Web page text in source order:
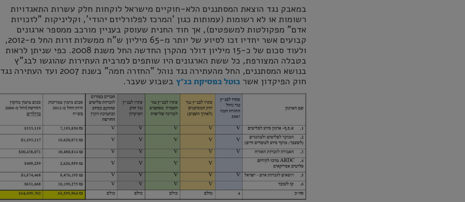
במאבק נגד הוצאת המסתננים הלא-חוקיים מישראל לוקחות חלק עשרות התאגדויות
רשומות או לא רשומות (עמותות כגון 'המרכז לפלורליזם יהודי', וקליניקות "לזכויות
אדם" מפקולטות למשפטים), אך חוד החנית שעוסק בעניין מורכב ממספר ארגונים
קבועים אשר יחדיו זכו לסיוע של יותר מ-65 מיליון ש"ח ממשלות זרות החל מ-2012,
ולעוד סכום של כ-15 מיליון דולר מהקרן החדשה החל משנת 2008. כפי שניתן לראות
בטבלה המצורפת, כל ששת הארגונים היו שותפים למרבית העתירות שהוגשו לבג"ץ
בנושא המסתננים, החל מהעתירה נגד נוהל "החזרה חמה" בשנת 2007 ועד העתירה נגד
חוק הפיקדון אשרבוטל בפסיקת בג"ץ בשבוע שעבר.